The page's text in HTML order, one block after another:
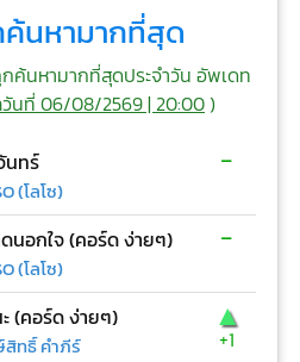
นหามากที่สุด
นหามากที่สุดประจำวัน อัพเดท
นที่ 06/08/2569 | 20:00)
นทร์
(โลโซ)
-
นอกใจ (คอร์ด ง่ายๆ)
(โลโซ)
-
(คอร์ด ง่ายๆ)
ทธิ์ คำภีร์
▲
+1